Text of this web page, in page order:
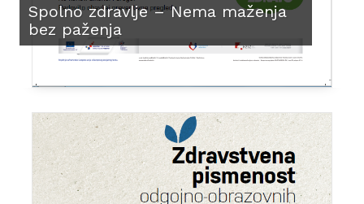
Spolno zdravlje – Nema maženja
bez paženja